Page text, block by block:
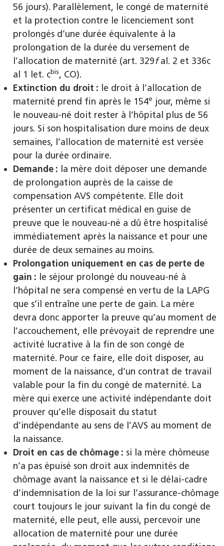
56 jours). Parallèlement, le congé de maternité
et la protection contre le licenciement sont
prolongés d’une durée équivalente à la
prolongation de la durée du versement de
l’allocation de maternité (art. 329fal. 2 et 336c
al 1 let. cbis, CO).
Extinction du droit : le droit à l’allocation de
maternité prend fin après le 154e jour, même si
le nouveau-né doit rester à l’hôpital plus de 56
jours. Si son hospitalisation dure moins de deux
semaines, l’allocation de maternité est versée
pour la durée ordinaire.
Demande : la mère doit déposer une demande
de prolongation auprès de la caisse de
compensation AVS compétente. Elle doit
présenter un certificat médical en guise de
preuve que le nouveau-né a dû être hospitalisé
immédiatement après la naissance et pour une
durée de deux semaines au moins.
Prolongation uniquement en cas de perte de
gain : le séjour prolongé du nouveau-né à
l’hôpital ne sera compensé en vertu de la LAPG
que s’il entraîne une perte de gain. La mère
devra donc apporter la preuve qu’au moment de
l’accouchement, elle prévoyait de reprendre une
activité lucrative à la fin de son congé de
maternité. Pour ce faire, elle doit disposer, au
moment de la naissance, d’un contrat de travail
valable pour la fin du congé de maternité. La
mère qui exerce une activité indépendante doit
prouver qu’elle disposait du statut
d’indépendante au sens de l’AVS au moment de
la naissance.
Droit en cas de chômage : si la mère chômeuse
n’a pas épuisé son droit aux indemnités de
chômage avant la naissance et si le délai-cadre
d’indemnisation de la loi sur l’assurance-chômage
court toujours le jour suivant la fin du congé de
maternité, elle peut, elle aussi, percevoir une
allocation de maternité pour une durée